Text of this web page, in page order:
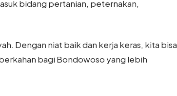
bidang pertanian, peternakan,
Dengan niat baik dan kerja keras, kita bisa
bagi Bondowoso yang lebih